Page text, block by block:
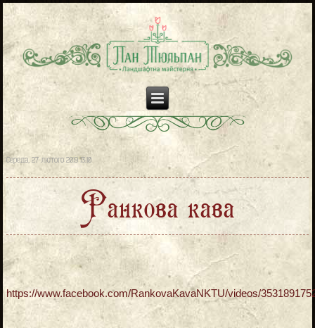
Середа, 27 лютого 2019 13:10
Ранкова кава
https://www.facebook.com/RankovaKavaNKTU/videos/